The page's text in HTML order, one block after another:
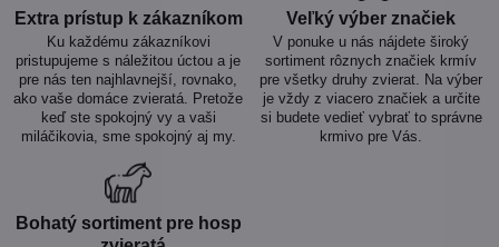
Extra prístup k zákazníkom
Ku každému zákazníkovi
pristupujeme s náležitou úctou a je
pre nás ten najhlavnejší, rovnako,
ako vaše domáce zvieratá. Pretože
keď ste spokojný vy a vaši
miláčikovia, sme spokojný aj my.
Veľký výber značiek
V ponuke u nás nájdete široký
sortiment rôznych značiek krmív
pre všetky druhy zvierat. Na výber
je vždy z viacero značiek a určite
si budete vedieť vybrať to správne
krmivo pre Vás.
Bohatý sortiment pre hosp​